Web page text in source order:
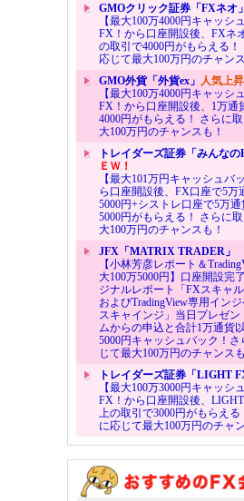
GMOクリック証券「FXネオ」
【最大100万4000円キャッシ
FX！から口座開設後、FXネ
の取引で4000円がもらえる
応じて最大100万円のチャン
GMO外貨「外貨ex」 人気上昇
【最大100万4000円キャッシ
FX！から口座開設後、1万通
4000円がもらえる！ さらに
大100万円のチャンスも！
トレイダーズ証券「みんなの
ＥＷ！
【最大101万円キャッシュバ
ら口座開設後、FX口座で5万
5000円+シストレ口座で5万
5000円がもらえる！ さらに
大100万円のチャンスも！
JFX「MATRIX TRADER」
【小林芳彦レポート＆
大100万5000円】口座開設完
ジナルレポート「FXスキャル
およびTradingView専用イン
スキャインジ」当日プレゼン
ムからの申込と合計1万通貨
5000円キャッシュバック！
じて最大100万円のチャンスも
トレイダーズ証券「LIGHT
【最大100万3000円キャッシ
FX！から口座開設後、
上の取引で3000円がもらえ
に応じて最大100万円のチャ